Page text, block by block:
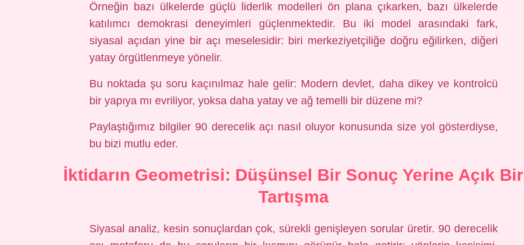
Örneğin bazı ülkelerde güçlü liderlik modelleri ön plana çıkarken, bazı ülkelerde
katılımcı demokrasi deneyimleri güçlenmektedir. Bu iki model arasındaki fark,
siyasal açıdan yine bir açı meselesidir: biri merkeziyetçiliğe doğru eğilirken, diğeri
yatay örgütlenmeye yönelir.
Bu noktada şu soru kaçınılmaz hale gelir: Modern devlet, daha dikey ve kontrolcü
bir yapıya mı evriliyor, yoksa daha yatay ve ağ temelli bir düzene mi?
Paylaştığımız bilgiler 90 derecelik açı nasıl oluyor konusunda size yol gösterdiyse,
bu bizi mutlu eder.
İktidarın Geometrisi: Düşünsel Bir Sonuç Yerine Açık Bir
Tartışma
Siyasal analiz, kesin sonuçlardan çok, sürekli genişleyen sorular üretir. 90 derecelik